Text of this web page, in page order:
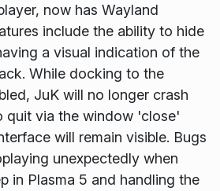
now has Wayland
include the ability to hide
a visual indication of the
While docking to the
JuK will no longer crash
quit via the window 'close'
will remain visible. Bugs
unexpectedly when
in Plasma 5 and handling the